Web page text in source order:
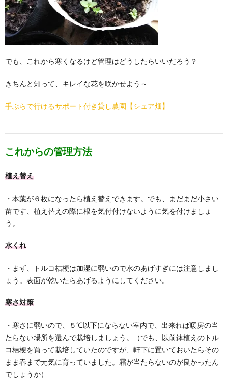
でも、これから寒くなるけど管理はどうしたらいいだろう？
きちんと知って、キレイな花を咲かせよう～
手ぶらで行けるサポート付き貸し農園【シェア畑】
これからの管理方法
植え替え
・本葉が６枚になったら植え替えできます。でも、まだまだ小さい
苗です、植え替えの際に根を気付付けないように気を付けましょ
う。
水くれ
・まず、トルコ桔梗は加湿に弱いので水のあげすぎには注意しまし
ょう。表面が乾いたらあげるようにしてください。
寒さ対策
・寒さに弱いので、５℃以下にならない室内で、出来れば暖房の当
たらない場所を選んで栽培しましょう。（でも、以前鉢植えのトル
コ桔梗を買って栽培していたのですが、軒下に置いておいたらその
まま春まで元気に育っていました。霜が当たらないのが良かったん
でしょうか）